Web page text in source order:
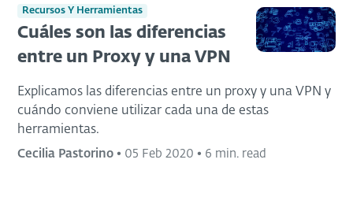
Recursos Y Herramientas
Cuáles son las diferencias
entre un Proxy y una VPN
Explicamos las diferencias entre un proxy y una VPN y
cuándo conviene utilizar cada una de estas
herramientas.
Cecilia Pastorino • 05 Feb 2020 • 6 min. read